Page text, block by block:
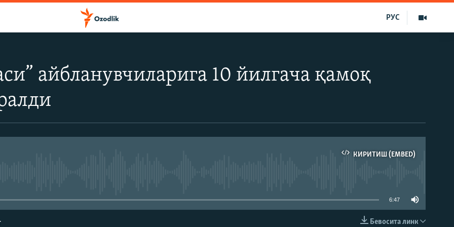
РУС
айбланувчиларига 10 йилгача қамоқ
КИРИТИШ (EMBED)
6:47
Бевосита линк